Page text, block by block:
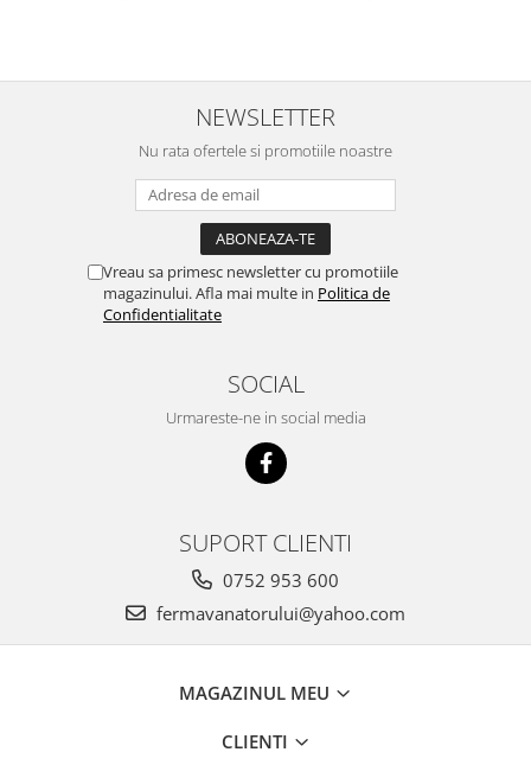
NEWSLETTER
Nu rata ofertele si promotiile noastre
Vreau sa primesc newsletter cu promotiile
magazinului. Afla mai multe in Politica de
Confidentialitate
SOCIAL
Urmareste-ne in social media
SUPORT CLIENTI
0752 953 600
fermavanatorului@yahoo.com
MAGAZINUL MEU
CLIENTI